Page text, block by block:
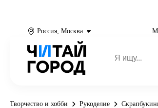
Россия, Москва
Творчество и хобби Рукоделие